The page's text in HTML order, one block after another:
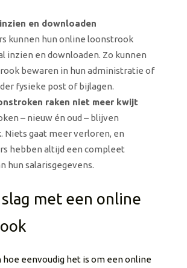
en downloaden
kunnen hun online loonstrook
inzien en downloaden. Zo kunnen
bewaren in hun administratie of
fysieke post of bijlagen.
raken niet meer kwijt
– nieuw én oud – blijven
Niets gaat meer verloren, en
hebben altijd een compleet
hun salarisgegevens.
met een online
eenvoudig het is om een online